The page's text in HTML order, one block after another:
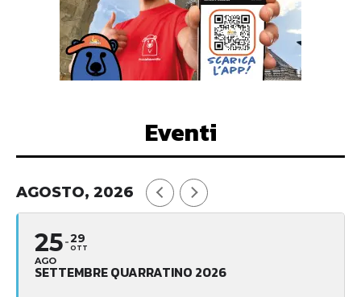
Eventi
AGOSTO, 2026
25
AGO
29
OTT
SETTEMBRE QUARRATINO 2026